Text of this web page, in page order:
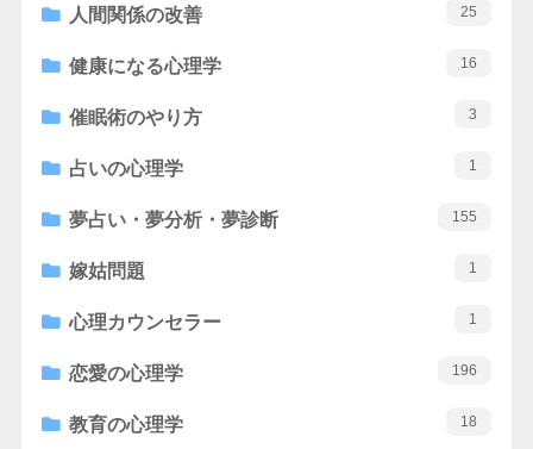
人間関係の改善 25
健康になる心理学 16
催眠術のやり方 3
占いの心理学 1
夢占い・夢分析・夢診断 155
嫁姑問題 1
心理カウンセラー 1
恋愛の心理学 196
教育の心理学 18